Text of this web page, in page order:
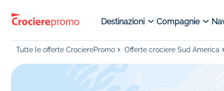
Destinazioni Compagnie
Tutte le offerte CrocierePromo Offerte crociere Sud America